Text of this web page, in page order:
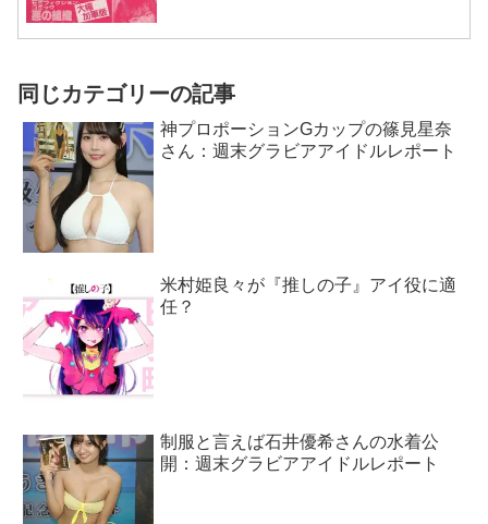
同じカテゴリーの記事
神プロポーションGカップの篠見星奈
さん：週末グラビアアイドルレポート
米村姫良々が『推しの子』アイ役に適
任？
制服と言えば石井優希さんの水着公
開：週末グラビアアイドルレポート